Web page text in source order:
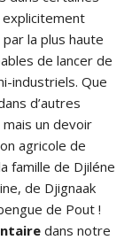
la plus haute
de lancer de
industriels. Que
d’autres
un devoir
agricole de
famille de Djiléne
de Djignaak
de Pout !
dans notre